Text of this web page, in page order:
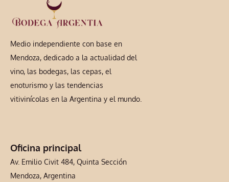
Medio independiente con base en
Mendoza, dedicado a la actualidad del
vino, las bodegas, las cepas, el
enoturismo y las tendencias
vitivinícolas en la Argentina y el mundo.
Oficina principal
Av. Emilio Civit 484, Quinta Sección
Mendoza, Argentina